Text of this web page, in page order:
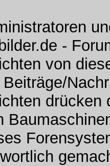
-
von